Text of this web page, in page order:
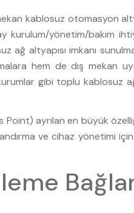
kablosuz otomasyon
yönetim/bakım
altyapısı imkanı
hem de dış mekan
gibi toplu kablosuz
ayrılan en büyük
ve cihaz yönetimi